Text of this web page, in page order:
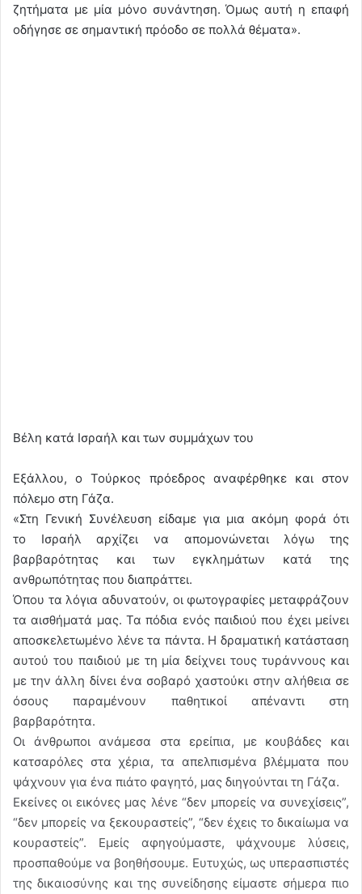
ζητήματα με μία μόνο συνάντηση. Όμως αυτή η επαφή
οδήγησε σε σημαντική πρόοδο σε πολλά θέματα».
Βέλη κατά Ισραήλ και των συμμάχων του
Εξάλλου, ο Τούρκος πρόεδρος αναφέρθηκε και στον
πόλεμο στη Γάζα.
«Στη Γενική Συνέλευση είδαμε για μια ακόμη φορά ότι
το Ισραήλ αρχίζει να απομονώνεται λόγω της
βαρβαρότητας και των εγκλημάτων κατά της
ανθρωπότητας που διαπράττει.
Όπου τα λόγια αδυνατούν, οι φωτογραφίες μεταφράζουν
τα αισθήματά μας. Τα πόδια ενός παιδιού που έχει μείνει
αποσκελετωμένο λένε τα πάντα. Η δραματική κατάσταση
αυτού του παιδιού με τη μία δείχνει τους τυράννους και
με την άλλη δίνει ένα σοβαρό χαστούκι στην αλήθεια σε
όσους παραμένουν παθητικοί απέναντι στη
βαρβαρότητα.
Οι άνθρωποι ανάμεσα στα ερείπια, με κουβάδες και
κατσαρόλες στα χέρια, τα απελπισμένα βλέμματα που
ψάχνουν για ένα πιάτο φαγητό, μας διηγούνται τη Γάζα.
Εκείνες οι εικόνες μας λένε “δεν μπορείς να συνεχίσεις”,
“δεν μπορείς να ξεκουραστείς”, “δεν έχεις το δικαίωμα να
κουραστείς”. Εμείς αφηγούμαστε, ψάχνουμε λύσεις,
προσπαθούμε να βοηθήσουμε. Ευτυχώς, ως υπερασπιστές
της δικαιοσύνης και της συνείδησης είμαστε σήμερα πιο